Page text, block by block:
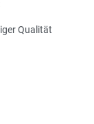
Qualität